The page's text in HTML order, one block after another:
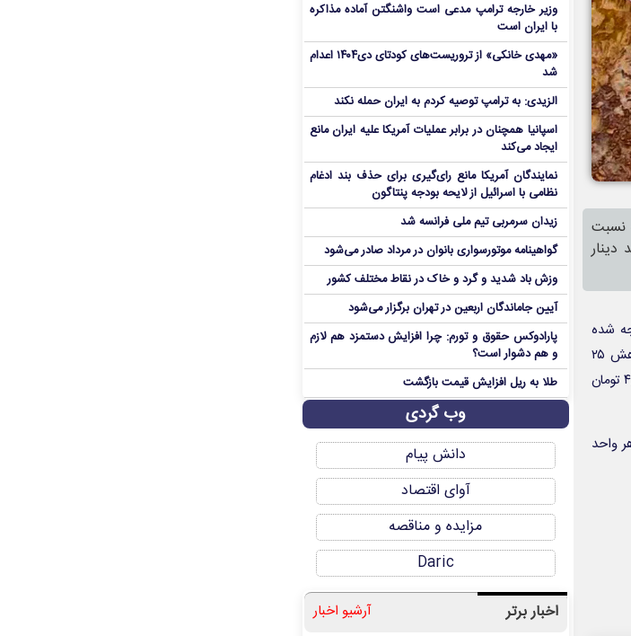
رسیده است که نسبت
دینار
شده
است. به طوری که این مبلغ که دیروز به ۴,۵۵۵ تومان رسیده بود، امروز سه‌شنبه ۱۵ آبان ۱۴۰۳ با کاهش ۲۵
تومانی (معادل ۰.۵۵ درصد) به ۴,۵۳۰ تومان رسید. بالاترین قیمت ۱۰۰ دینار عراق در ۲۴ ساعت گذشته ۴,۵۳۰ تومان
هر واحد
وزیر خارجه ترامپ مدعی است واشنگتن آماده مذاکره
با ایران است
«مهدی خانکی» از تروریست‌های کودتای دی۱۴۰۴ اعدام
شد
الزیدی: به ترامپ توصیه کردم به ایران حمله نکند
اسپانیا همچنان در برابر عملیات آمریکا علیه ایران مانع
ایجاد می‌کند
نمایندگان آمریکا مانع رای‌گیری برای حذف بند ادغام
نظامی با اسرائیل از لایحه بودجه پنتاگون
زیدان سرمربی تیم ملی فرانسه شد
گواهینامه موتورسواری بانوان در مرداد صادر می‌شود
وزش باد شدید و گرد و خاک در نقاط مختلف کشور
آیین جاماندگان اربعین در تهران برگزار می‌شود
پارادوکس حقوق و تورم: چرا افزایش دستمزد هم لازم
و هم دشوار است؟
طلا به ریل افزایش قیمت بازگشت
وب گردی
دانش پیام
آوای اقتصاد
مزایده و مناقصه
Daric
اخبار برتر آرشیو اخبار